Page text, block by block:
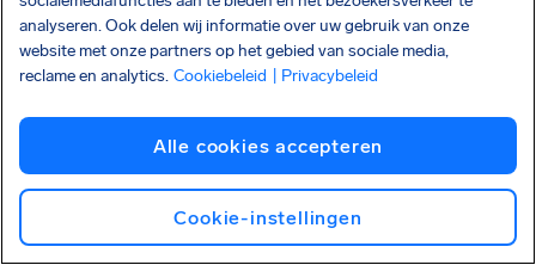
Frankfurt Airport
Boekarest Airport
Ontdek ook deze passagiersrechten:
Rechten van vliegtuigpassagiers
analyseren. Ook delen wij informatie over uw gebruik van onze
website met onze partners op het gebied van sociale media,
reclame en analytics. Cookiebeleid | Privacybeleid
Alle cookies accepteren
Cookie-instellingen